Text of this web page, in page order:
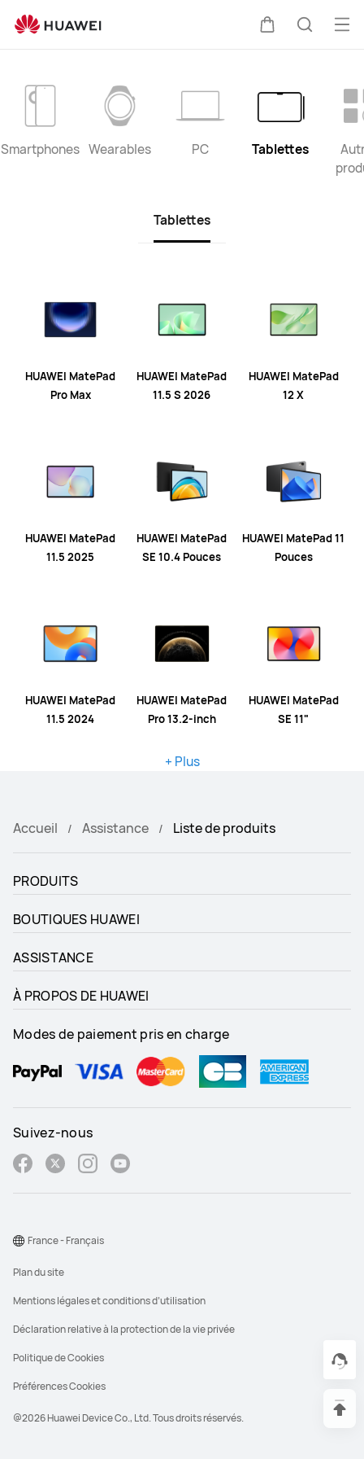
pour
produits
HUAWEI
Smartphones Wearables PC Tablettes
Tablettes
HUAWEI MatePad
Pro Max
HUAWEI MatePad
11.5 S 2026
HUAWEI MatePad
12 X
HUAWEI MatePad
11.5 2025
HUAWEI MatePad
SE 10.4 Pouces
HUAWEI MatePad 11
Pouces
HUAWEI MatePad
11.5 2024
HUAWEI MatePad
Pro 13.2-inch
HUAWEI MatePad
SE 11"
+ Plus
Accueil Assistance Liste de produits
PRODUITS
BOUTIQUES HUAWEI
ASSISTANCE
À PROPOS DE HUAWEI
Modes de paiement pris en charge
Suivez-nous
@2026 Huawei Device Co., Ltd. Tous droits réservés.
Plan du site
Mentions légales et conditions d’utilisation
Déclaration relative à la protection de la vie privée
Politique de Cookies
Préférences Cookies
France - Français